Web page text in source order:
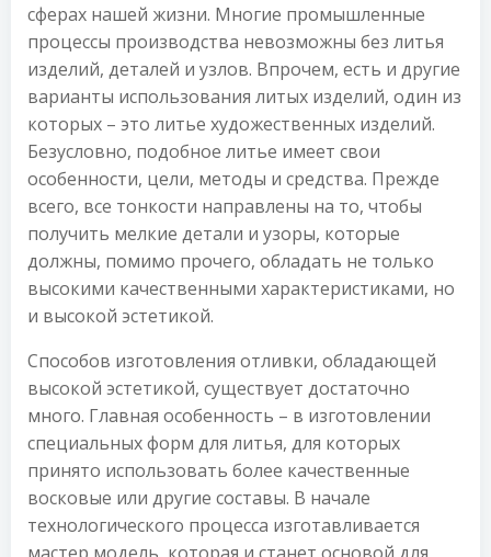
сферах нашей жизни. Многие промышленные
процессы производства невозможны без литья
изделий, деталей и узлов. Впрочем, есть и другие
варианты использования литых изделий, один из
которых – это литье художественных изделий.
Безусловно, подобное литье имеет свои
особенности, цели, методы и средства. Прежде
всего, все тонкости направлены на то, чтобы
получить мелкие детали и узоры, которые
должны, помимо прочего, обладать не только
высокими качественными характеристиками, но
и высокой эстетикой.
Способов изготовления отливки, обладающей
высокой эстетикой, существует достаточно
много. Главная особенность – в изготовлении
специальных форм для литья, для которых
принято использовать более качественные
восковые или другие составы. В начале
технологического процесса изготавливается